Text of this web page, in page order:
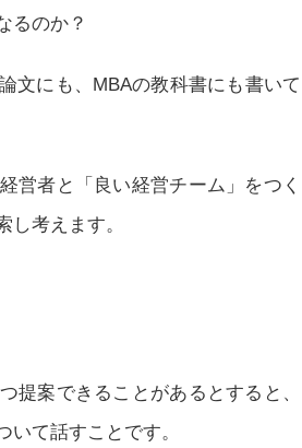
るのか？
文にも、MBAの教科書にも書いて
営者と「良い経営チーム」をつく
し考えます。
提案できることがあるとすると、
て話すことです。